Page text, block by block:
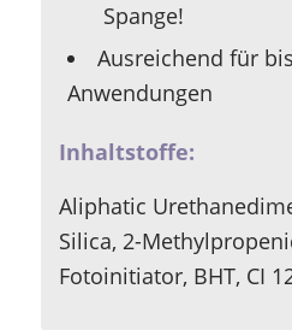
Spange!
Ausreichend für
Anwendungen
Inhaltstoffe:
Aliphatic
Silica, 2-
Fotoinitiator, BHT, CI